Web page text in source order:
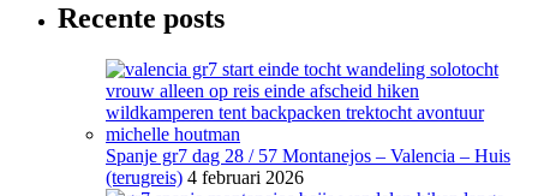
Recente posts
Spanje gr7 dag 28 / 57 Montanejos – Valencia – Huis
(terugreis) 4 februari 2026